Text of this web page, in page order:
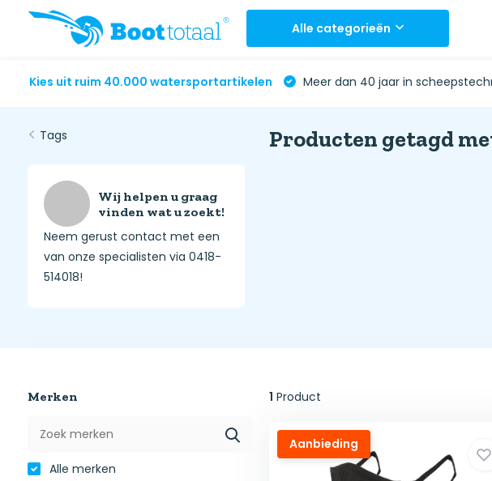
Alle categorieën
Kies uit ruim 40.000 watersportartikelen Meer dan 40 jaar in
Tags
Wij helpen u graag
vinden wat u zoekt!
Neem gerust contact met een
van onze specialisten via 0418-
514018!
Producten getagd
Merken
Alle merken
1 Product
Aanbieding